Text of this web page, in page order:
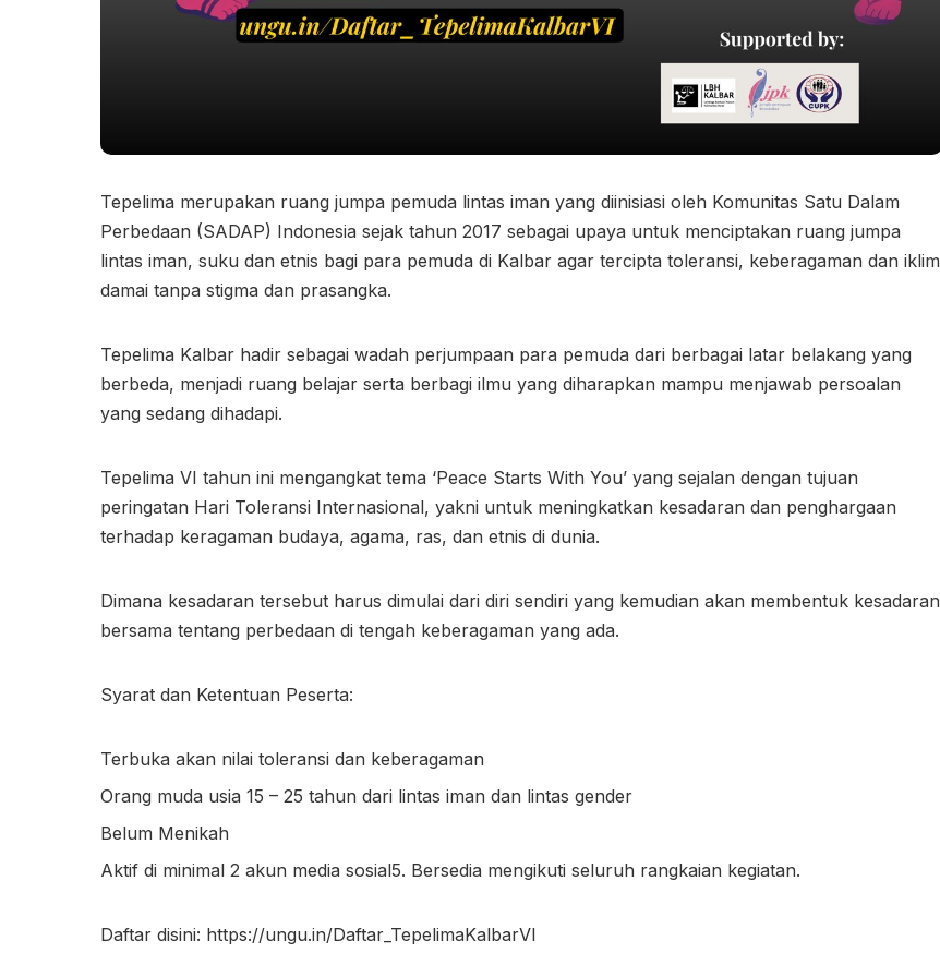
Tepelima merupakan ruang jumpa pemuda lintas iman yang diinisiasi oleh Komunitas Satu Dalam
Perbedaan (SADAP) Indonesia sejak tahun 2017 sebagai upaya untuk menciptakan ruang jumpa
lintas iman, suku dan etnis bagi para pemuda di Kalbar agar tercipta toleransi, keberagaman dan iklim
damai tanpa stigma dan prasangka.
Tepelima Kalbar hadir sebagai wadah perjumpaan para pemuda dari berbagai latar belakang yang
berbeda, menjadi ruang belajar serta berbagi ilmu yang diharapkan mampu menjawab persoalan
yang sedang dihadapi.
Tepelima VI tahun ini mengangkat tema ‘Peace Starts With You’ yang sejalan dengan tujuan
peringatan Hari Toleransi Internasional, yakni untuk meningkatkan kesadaran dan penghargaan
terhadap keragaman budaya, agama, ras, dan etnis di dunia.
Dimana kesadaran tersebut harus dimulai dari diri sendiri yang kemudian akan membentuk kesadaran
bersama tentang perbedaan di tengah keberagaman yang ada.
Syarat dan Ketentuan Peserta:
Terbuka akan nilai toleransi dan keberagaman
Orang muda usia 15 – 25 tahun dari lintas iman dan lintas gender
Belum Menikah
Aktif di minimal 2 akun media sosial5. Bersedia mengikuti seluruh rangkaian kegiatan.
Daftar disini: https://ungu.in/Daftar_TepelimaKalbarVI